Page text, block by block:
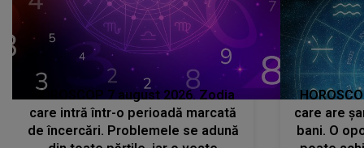
HOROSCOP 7 august 2026. Zodia
care intră într-o perioadă marcată
de încercări. Problemele se adună
care are
bani. O